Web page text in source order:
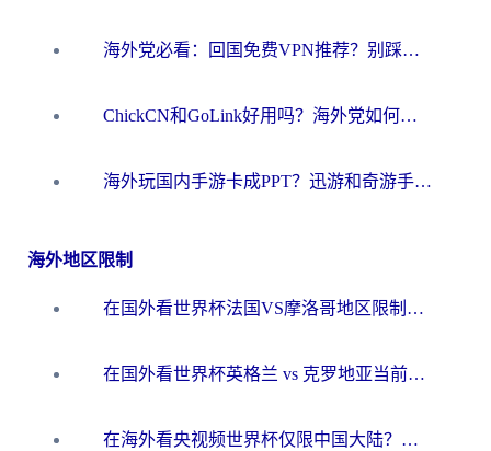
海外党必看：回国免费VPN推荐？别踩坑！教你选对加速器无缝刷国内资源
ChickCN和GoLink好用吗？海外党如何选对回国加速器
海外玩国内手游卡成PPT？迅游和奇游手游哪个好？一篇讲透回国加速器怎么选
海外地区限制
在国外看世界杯法国VS摩洛哥地区限制？这篇指南让你流畅看中文解说无压力
在国外看世界杯英格兰 vs 克罗地亚当前地区不可播放？这篇指南帮你搞定所有海外观赛难题
在海外看央视频世界杯仅限中国大陆？这篇指南帮你解锁中文解说+无卡顿直播